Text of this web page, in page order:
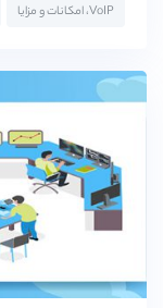
VoIP، امکانات و مزایا